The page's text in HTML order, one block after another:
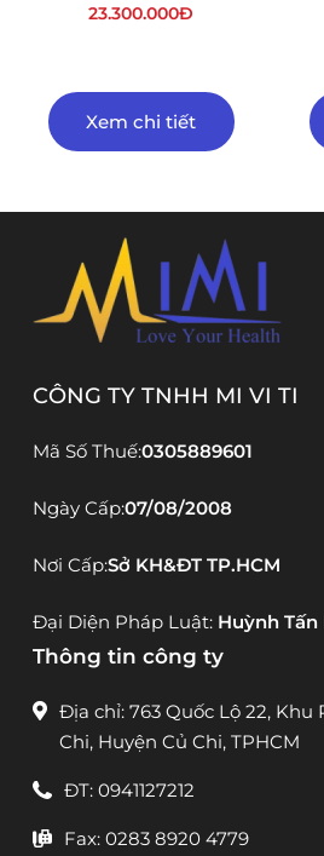
(Multi-functional
23.300.000Đ
Xem chi tiết
CÔNG TY TNHH MI VI TI
Mã Số Thuế:0305889601
Ngày Cấp:07/08/2008
Nơi Cấp:Sở KH&ĐT TP.HCM
Đại Diện Pháp Luật:Huỳnh Tấn
Thông tin công ty
Địa chỉ: 763 Quốc Lộ 22, Khu
Chi, Huyện Củ Chi, TPHCM
ĐT: 0941127212
Fax: 0283 8920 4779